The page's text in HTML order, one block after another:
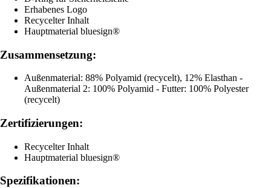
Erhabenes Logo
Recycelter Inhalt
Hauptmaterial bluesign®
Zusammensetzung:
Außenmaterial: 88% Polyamid (recycelt), 12% Elasthan -
Außenmaterial 2: 100% Polyamid - Futter: 100% Polyester
(recycelt)
Zertifizierungen:
Recycelter Inhalt
Hauptmaterial bluesign®
Spezifikationen: